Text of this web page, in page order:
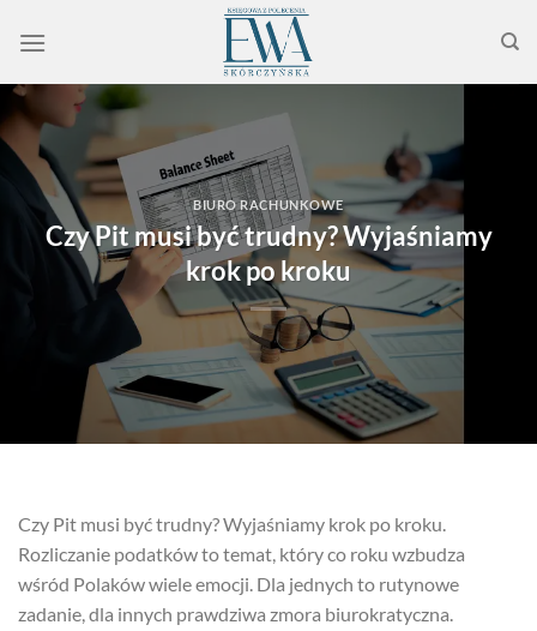
BIURO RACHUNKOWE
Czy Pit musi być trudny? Wyjaśniamy
krok po kroku
Czy Pit musi być trudny? Wyjaśniamy krok po kroku.
Rozliczanie podatków to temat, który co roku wzbudza
wśród Polaków wiele emocji. Dla jednych to rutynowe
zadanie, dla innych prawdziwa zmora biurokratyczna.